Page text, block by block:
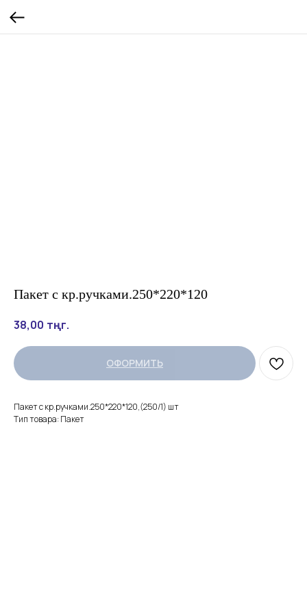
Пакет с кр.ручками.250*220*120
38,00 тңг.
ОФОРМИТЬ
Пакет с кр.ручками.250*220*120,(250/1) шт
Тип товара: Пакет